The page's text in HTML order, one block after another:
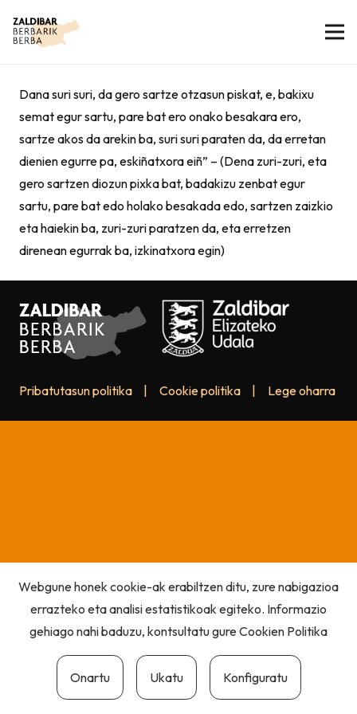
Dana suri suri, da gero sartze otzasun piskat, e, bakixu
semat egur sartu, pare bat ero onako besakara ero,
sartze akos da arekin ba, suri suri paraten da, da erretan
dienien egurre pa, eskiñatxora eiñ” – (Dena zuri-zuri, eta
gero sartzen diozun pixka bat, badakizu zenbat egur
sartu, pare bat edo holako besakada edo, sartzen zaizkio
eta haiekin ba, zuri-zuri paratzen da, eta erretzen
direnean egurrak ba, izkinatxora egin)
Pribatutasun politika Cookie politika Lege oharra
Webgune honek cookie-ak erabiltzen ditu, zure nabigazioa
errazteko eta analisi estatistikoak egiteko. Informazio
gehiago nahi baduzu, kontsultatu gureCookien Politika
Onartu Ukatu Konfiguratu